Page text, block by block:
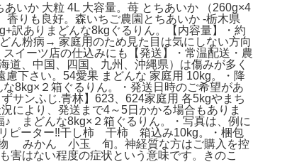
いか 大粒 4L 大容量。苺 とちあいか （260g×4
りも良好。森いちご農園とちあいか -栃木県
訳ありまどんな8kgぐるりん。【内容量】・約
ん粉病→ 家庭用のため見た目は気にしない方向
イーツ店の仕込みにも【発送】・常温配送・農
、中国、四国、九州、沖縄県）は傷みが多く
下さい。54愛果 まどんな 家庭用 10kg。・降
8kg×２箱ぐるりん。・発送日時のご希望があ
サンふじ.青林】623、624家庭用 各5kgやまち
より、発送まで4～5日かかる場合もありま
♪ まどんな8kg×２箱ぐるりん。・写真は、例に
リピーター‼️干し柿 干柿 箱込み10kg。・梱包
物 みかん 小玉 旬。神経質な方はご購入を控
害はない程度の症状という意味です。きのこ